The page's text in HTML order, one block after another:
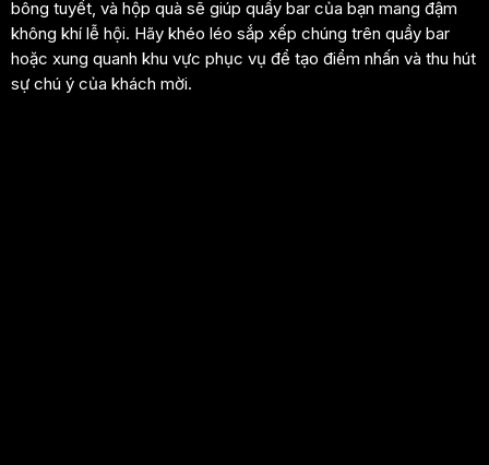
bông tuyết, và hộp quà sẽ giúp quầy bar của bạn mang đậm
không khí lễ hội. Hãy khéo léo sắp xếp chúng trên quầy bar
hoặc xung quanh khu vực phục vụ để tạo điểm nhấn và thu hút
sự chú ý của khách mời.